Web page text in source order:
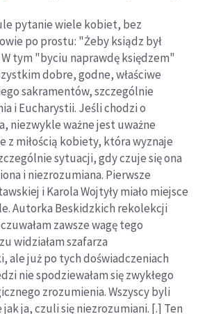
pytanie wiele kobiet, bez
po prostu: "Żeby ksiądz był
tym "byciu naprawdę księdzem"
dobre, godne, właściwe
sakramentów, szczególnie
i Eucharystii. Jeśli chodzi o
niezwykle ważne jest uważne
z miłością kobiety, która wyznaje
sytuacji, gdy czuje się ona
i niezrozumiana. Pierwsze
i Karola Wojtyły miało miejsce
Autorka Beskidzkich rekolekcji
zawsze wagę tego
widziałam szafarza
ale już po tych doświadczeniach
nie spodziewałam się zwykłego
zrozumienia. Wszyscy byli
ja, czuli się niezrozumiani. [.] Ten